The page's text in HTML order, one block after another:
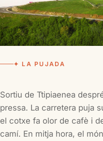
✦ LA PUJADA
Sortiu de Ttipiaenea
pressa. La carretera puja
el cotxe fa olor de cafè i
camí. En mitja hora, el